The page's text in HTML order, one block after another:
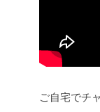
ご自宅でチ